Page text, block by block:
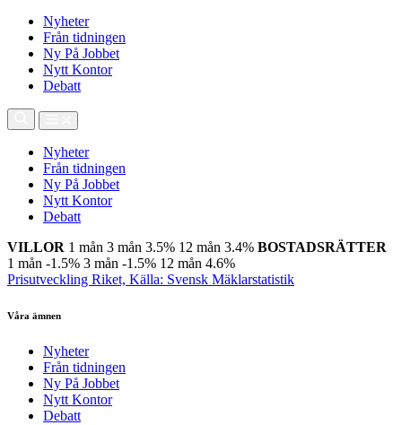
Nyheter
Från tidningen
Ny På Jobbet
Nytt Kontor
Debatt
Nyheter
Från tidningen
Ny På Jobbet
Nytt Kontor
Debatt
VILLOR 1 mån 3 mån 3.5% 12 mån 3.4% BOSTADSRÄTTER
1 mån -1.5% 3 mån -1.5% 12 mån 4.6%
Prisutveckling Riket, Källa: Svensk Mäklarstatistik
Våra ämnen
Nyheter
Från tidningen
Ny På Jobbet
Nytt Kontor
Debatt